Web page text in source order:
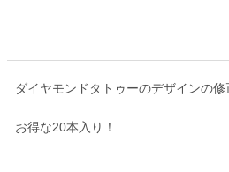
ダイヤモンドタトゥーのデザインの
お得な20本入り！